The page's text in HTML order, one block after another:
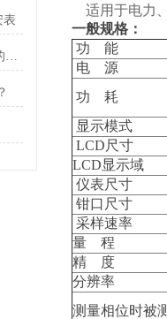
表
SMG2000E手持式数字双钳相位伏安表的功能表现
适用于电力
一般规格：
功 能
电 源
功 耗
显示模式
LCD尺寸
LCD显示域
仪表尺寸
钳口尺寸
采样速率
量 程
精 度
分辨率
测量相位时被